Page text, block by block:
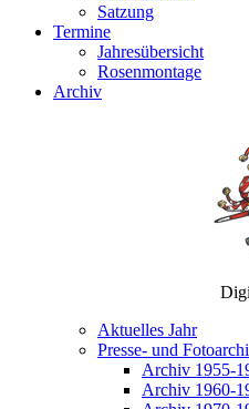
Satzung
Termine
Jahresübersicht
Rosenmontage
Archiv
Aktuelles Jahr
Presse- und
Archiv 1955-
Archiv 1960-